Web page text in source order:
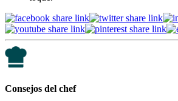
Consejos del chef